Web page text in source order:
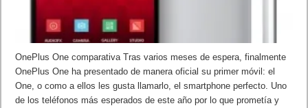
OnePlus One comparativa Tras varios meses de espera, finalmente
OnePlus One ha presentado de manera oficial su primer móvil: el
One, o como a ellos les gusta llamarlo, el smartphone perfecto. Uno
de los teléfonos más esperados de este año por lo que prometía y